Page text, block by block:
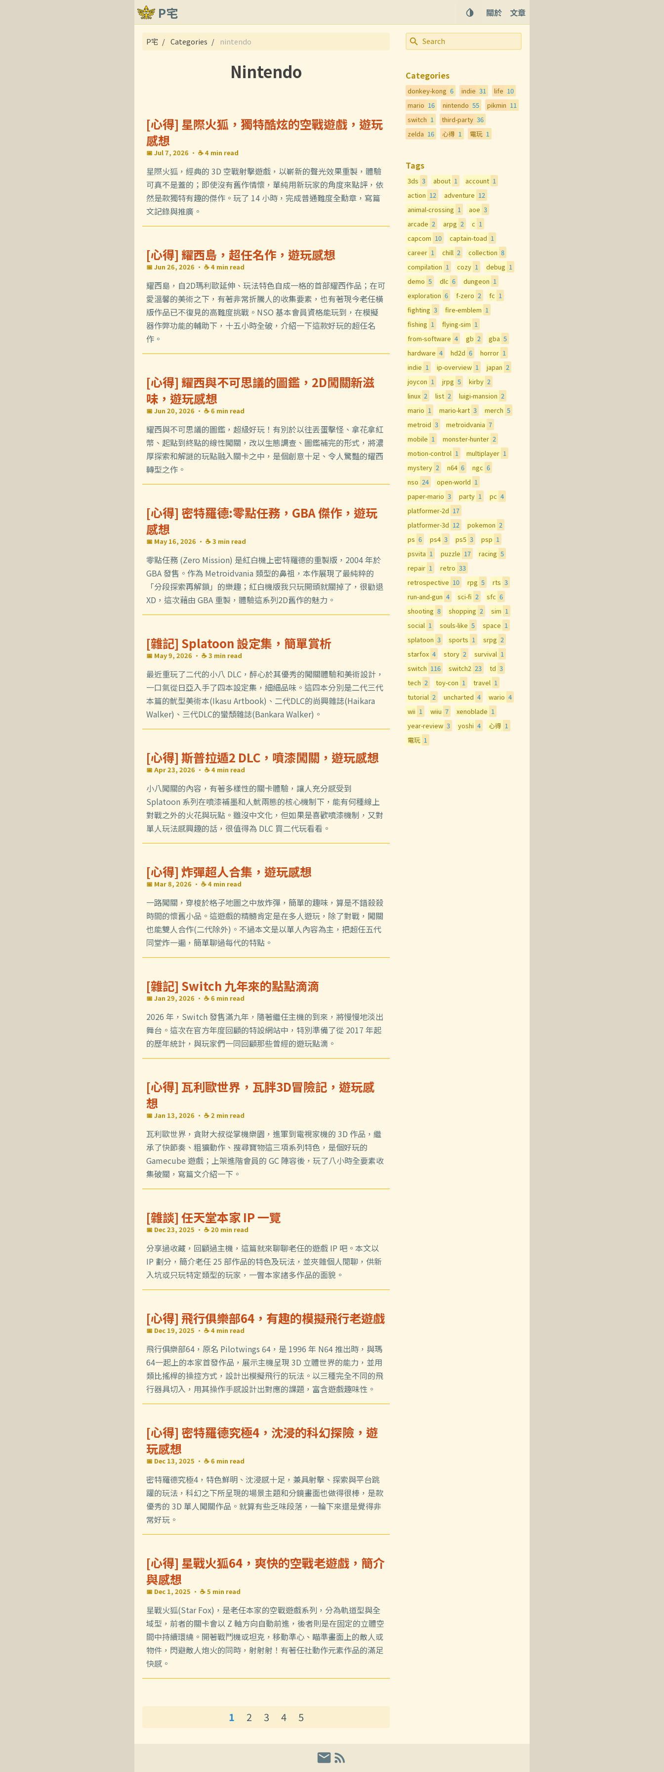
P宅
關於
關於 文章
P宅 Categories nintendo
Nintendo
[心得] 星際火狐，獨特酷炫的空戰遊戲，遊玩
感想
📅 Jul 7, 2026 · ☕ 4 min read
星際火狐，經典的 3D 空戰射擊遊戲，以嶄新的聲光效果重製，體驗
可真不是蓋的；即使沒有舊作情懷，單純用新玩家的角度來點評，依
然是款獨特有趣的傑作。玩了 14 小時，完成普通難度全勳章，寫篇
文記錄與推廣。
[心得] 耀西島，超任名作，遊玩感想
📅 Jun 26, 2026 · ☕ 4 min read
耀西島，自2D瑪利歐延伸、玩法特色自成一格的首部耀西作品；在可
愛溫馨的美術之下，有著非常折騰人的收集要素，也有著現今老任橫
版作品已不復見的高難度挑戰。NSO 基本會員資格能玩到，在模擬
器作弊功能的輔助下，十五小時全破，介紹一下這款好玩的超任名
作。
[心得] 耀西與不可思議的圖鑑，2D闖關新滋
味，遊玩感想
📅 Jun 20, 2026 · ☕ 6 min read
耀西與不可思議的圖鑑，超級好玩！有別於以往丟蛋擊怪、拿花拿紅
幣、起點到終點的線性闖關，改以生態調查、圖鑑補完的形式，將濃
厚探索和解謎的玩點融入關卡之中，是個創意十足、令人驚豔的耀西
轉型之作。
[心得] 密特羅德:零點任務，GBA 傑作，遊玩
感想
📅 May 16, 2026 · ☕ 3 min read
零點任務 (Zero Mission) 是紅白機上密特羅德的重製版，2004 年於
GBA 發售。作為 Metroidvania 類型的鼻祖，本作展現了最純粹的
「分段探索再解鎖」的樂趣；紅白機版我只玩開頭就關掉了，很勸退
XD，這次藉由 GBA 重製，體驗這系列2D舊作的魅力。
[雜記] Splatoon 設定集，簡單賞析
📅 May 9, 2026 · ☕ 3 min read
最近重玩了二代的小八 DLC，醉心於其優秀的闖關體驗和美術設計，
一口氣從日亞入手了四本設定集，細細品味。這四本分別是二代三代
本篇的魷型美術本(Ikasu Artbook)、二代DLC的尚興雜誌(Haikara
Walker)、三代DLC的蠻頹雜誌(Bankara Walker)。
[心得] 斯普拉遁2 DLC，噴漆闖關，遊玩感想
📅 Apr 23, 2026 · ☕ 4 min read
小八闖關的內容，有著多樣性的關卡體驗，讓人充分感受到
Splatoon 系列在噴漆補墨和人魷兩態的核心機制下，能有何種線上
對戰之外的火花與玩點。雖沒中文化，但如果是喜歡噴漆機制，又對
單人玩法感興趣的話，很值得為 DLC 買二代玩看看。
[心得] 炸彈超人合集，遊玩感想
📅 Mar 8, 2026 · ☕ 4 min read
一路闖關，穿梭於格子地圖之中放炸彈，簡單的趣味，算是不錯殺殺
時間的懷舊小品。這遊戲的精髓肯定是在多人遊玩，除了對戰，闖關
也能雙人合作(二代除外)。不過本文是以單人內容為主，把超任五代
同堂炸一遍，簡單聊過每代的特點。
[雜記] Switch 九年來的點點滴滴
📅 Jan 29, 2026 · ☕ 6 min read
2026 年，Switch 發售滿九年，隨著繼任主機的到來，將慢慢地淡出
舞台。這次在官方年度回顧的特設網站中，特別準備了從 2017 年起
的歷年統計，與玩家們一同回顧那些曾經的遊玩點滴。
[心得] 瓦利歐世界，瓦胖3D冒險記，遊玩感
想
📅 Jan 13, 2026 · ☕ 2 min read
瓦利歐世界，貪財大叔從掌機樂園，進軍到電視家機的 3D 作品，繼
承了快節奏、粗獷動作、搜尋寶物這三項系列特色，是個好玩的
Gamecube 遊戲；上架進階會員的 GC 陣容後，玩了八小時全要素收
集破關，寫篇文介紹一下。
[雜談] 任天堂本家 IP 一覽
📅 Dec 23, 2025 · ☕ 20 min read
分享過收藏，回顧過主機，這篇就來聊聊老任的遊戲 IP 吧。本文以
IP 劃分，簡介老任 25 部作品的特色及玩法，並夾雜個人閒聊，供新
入坑或只玩特定類型的玩家，一瞥本家諸多作品的面貌。
[心得] 飛行俱樂部64，有趣的模擬飛行老遊戲
📅 Dec 19, 2025 · ☕ 4 min read
飛行俱樂部64，原名 Pilotwings 64，是 1996 年 N64 推出時，與瑪
64一起上的本家首發作品，展示主機呈現 3D 立體世界的能力，並用
類比搖桿的操控方式，設計出模擬飛行的玩法。以三種完全不同的飛
行器具切入，用其操作手感設計出對應的課題，富含遊戲趣味性。
[心得] 密特羅德究極4，沈浸的科幻探險，遊
玩感想
📅 Dec 13, 2025 · ☕ 6 min read
密特羅德究極4，特色鮮明、沈浸感十足，兼具射擊、探索與平台跳
躍的玩法，科幻之下所呈現的場景主題和分鏡畫面也做得很棒，是款
優秀的 3D 單人闖關作品。就算有些乏味段落，一輪下來還是覺得非
常好玩。
[心得] 星戰火狐64，爽快的空戰老遊戲，簡介
與感想
📅 Dec 1, 2025 · ☕ 5 min read
星戰火狐(Star Fox)，是老任本家的空戰遊戲系列，分為軌道型與全
域型，前者的關卡會以 Z 軸方向自動前進，後者則是在固定的立體空
間中持續環繞。開著戰鬥機或坦克，移動準心、瞄準畫面上的敵人或
物件，閃避敵人炮火的同時，射射射！有著任社動作元素作品的滿足
快感。
1 2 3 4 5
Categories
donkey-kong 6 indie 31 life 10
mario 16 nintendo 55 pikmin 11
switch 1 third-party 36
zelda 16 心得 1 電玩 1
Tags
3ds 3 about 1 account 1
action 12 adventure 12
animal-crossing 1 aoe 3
arcade 2 arpg 2 c 1
capcom 10 captain-toad 1
career 1 chill 2 collection 8
compilation 1 cozy 1 debug 1
demo 5 dlc 6 dungeon 1
exploration 6 f-zero 2 fc 1
fighting 3 fire-emblem 1
fishing 1 flying-sim 1
from-software 4 gb 2 gba 5
hardware 4 hd2d 6 horror 1
indie 1 ip-overview 1 japan 2
joycon 1 jrpg 5 kirby 2
linux 2 list 2 luigi-mansion 2
mario 1 mario-kart 3 merch 5
metroid 3 metroidvania 7
mobile 1 monster-hunter 2
motion-control 1 multiplayer 1
mystery 2 n64 6 ngc 6
nso 24 open-world 1
paper-mario 3 party 1 pc 4
platformer-2d 17
platformer-3d 12 pokemon 2
ps 6 ps4 3 ps5 3 psp 1
psvita 1 puzzle 17 racing 5
repair 1 retro 33
retrospective 10 rpg 5 rts 3
run-and-gun 4 sci-fi 2 sfc 6
shooting 8 shopping 2 sim 1
social 1 souls-like 5 space 1
splatoon 3 sports 1 srpg 2
starfox 4 story 2 survival 1
switch 116 switch2 23 td 3
tech 2 toy-con 1 travel 1
tutorial 2 uncharted 4 wario 4
wii 1 wiiu 7 xenoblade 1
year-review 3 yoshi 4 心得 1
電玩 1